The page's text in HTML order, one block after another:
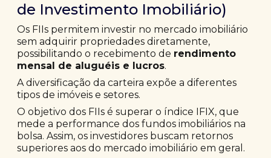
de Investimento Imobiliário)
Os FIIs permitem investir no mercado imobiliário
sem adquirir propriedades diretamente,
possibilitando o recebimento de rendimento
mensal de aluguéis e lucros.
A diversificação da carteira expõe a diferentes
tipos de imóveis e setores.
O objetivo dos FIIs é superar o índice IFIX, que
mede a performance dos fundos imobiliários na
bolsa. Assim, os investidores buscam retornos
superiores aos do mercado imobiliário em geral.